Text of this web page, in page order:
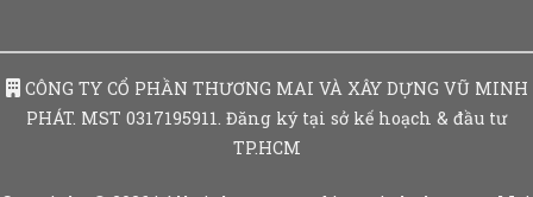
CÔNG TY CỔ PHẦN THƯƠNG MAI VÀ XÂY DỰNG VŨ MINH
PHÁT. MST 0317195911. Đăng ký tại sở kế hoạch & đầu tư
TP.HCM